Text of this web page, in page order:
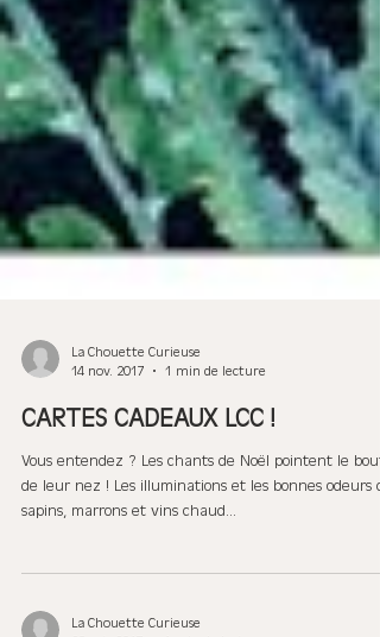
14 nov. 2017
1 min de lecture
CARTES CADEAUX LCC !
Vous entendez ? Les chants de Noël pointent le bout
de leur nez ! Les illuminations et les bonnes odeurs